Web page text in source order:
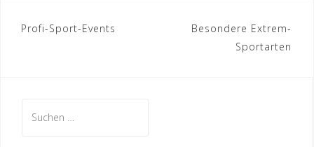
Beitragsnavigation
Profi-Sport-Events
Besondere Extrem-
Sportarten
nach: